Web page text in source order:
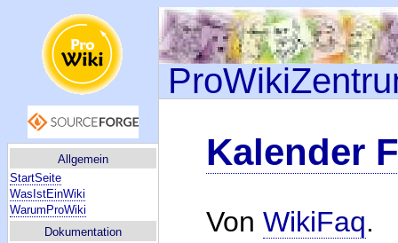
Allgemein
StartSeite
WasIstEinWiki
WarumProWiki
Dokumentation
Kalender
VonWikiFaq.